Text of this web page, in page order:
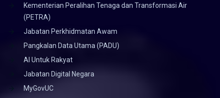
Kementerian Peralihan Tenaga dan Transformasi Air
(PETRA)
Jabatan Perkhidmatan Awam
Pangkalan Data Utama (PADU)
AI Untuk Rakyat
Jabatan Digital Negara
MyGovUC